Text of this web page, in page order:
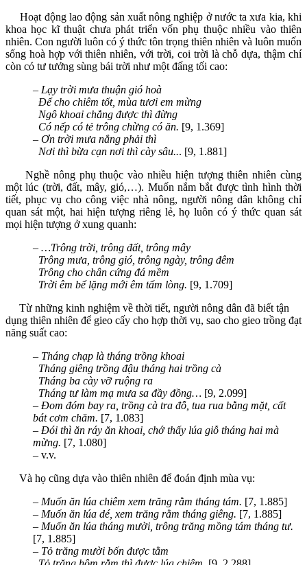
Hoạt động lao động sản xuất nông nghiệp ở nước ta xưa kia, khi
khoa học kĩ thuật chưa phát triển vốn phụ thuộc nhiều vào thiên
nhiên. Con người luôn có ý thức tôn trọng thiên nhiên và luôn muốn
sống hoà hợp với thiên nhiên, với trời, coi trời là chỗ dựa, thậm chí
còn có tư tưởng sùng bái trời như một đấng tối cao:
– Lạy trời mưa thuận gió hoà
Để cho chiêm tốt, mùa tươi em mừng
Ngô khoai chẳng được thì đừng
Có nếp có tẻ trông chừng có ăn. [9, 1.369]
– Ơn trời mưa nắng phải thì
Nơi thì bừa cạn nơi thì cày sâu... [9, 1.881]
Nghề nông phụ thuộc vào nhiều hiện tượng thiên nhiên cùng
một lúc (trời, đất, mây, gió,…). Muốn nắm bắt được tình hình thời
tiết, phục vụ cho công việc nhà nông, người nông dân không chỉ
quan sát một, hai hiện tượng riêng lẻ, họ luôn có ý thức quan sát
mọi hiện tượng ở xung quanh:
– …Trông trời, trông đất, trông mây
Trông mưa, trông gió, trông ngày, trông đêm
Trông cho chân cứng đá mềm
Trời êm bể lặng mới êm tấm lòng. [9, 1.709]
Từ những kinh nghiệm về thời tiết, người nông dân đã biết tận
dụng thiên nhiên để gieo cấy cho hợp thời vụ, sao cho gieo trồng đạt
năng suất cao:
– Tháng chạp là tháng trồng khoai
Tháng giêng trồng đậu tháng hai trồng cà
Tháng ba cày vỡ ruộng ra
Tháng tư làm mạ mưa sa đầy đồng… [9, 2.099]
– Đom đóm bay ra, trồng cà tra đỗ, tua rua bằng mặt, cất
bát cơm chăm. [7, 1.083]
– Đói thì ăn ráy ăn khoai, chớ thấy lúa giỗ tháng hai mà
mừng. [7, 1.080]
– v.v.
Và họ cũng dựa vào thiên nhiên để đoán định mùa vụ:
– Muốn ăn lúa chiêm xem trăng rằm tháng tám. [7, 1.885]
– Muốn ăn lúa dé, xem trăng rằm tháng giêng. [7, 1.885]
– Muốn ăn lúa tháng mười, trông trăng mồng tám tháng tư.
[7, 1.885]
– Tỏ trăng mười bốn được tằm